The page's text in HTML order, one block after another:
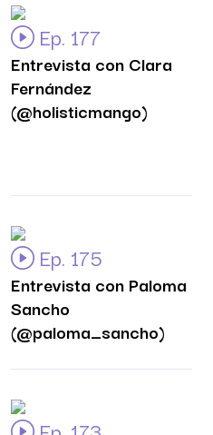
Ep. 177
Entrevista con Clara
Fernández
(@holisticmango)
Ep. 175
Entrevista con Paloma
Sancho
(@paloma_sancho)